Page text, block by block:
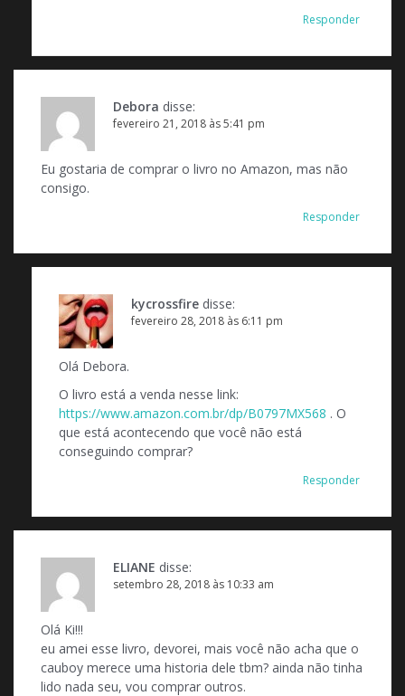
Responder
Debora disse:
fevereiro 21, 2018 às 5:41 pm
Eu gostaria de comprar o livro no Amazon, mas não
consigo.
Responder
kycrossfire disse:
fevereiro 28, 2018 às 6:11 pm
Olá Debora.
O livro está a venda nesse link:
https://www.amazon.com.br/dp/B0797MX568 . O
que está acontecendo que você não está
conseguindo comprar?
Responder
ELIANE disse:
setembro 28, 2018 às 10:33 am
Olá Ki!!!
eu amei esse livro, devorei, mais você não acha que o
cauboy merece uma historia dele tbm? ainda não tinha
lido nada seu, vou comprar outros.